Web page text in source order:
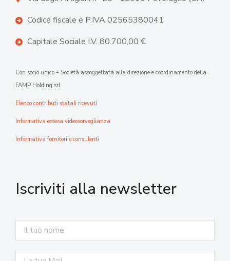
Codice fiscale e P.IVA 02565380041
Capitale Sociale I.V. 80.700,00 €
Con socio unico – Società assoggettata alla direzione e coordinamento della
FAMP Holding srl
Elenco contributi statali ricevuti
Informativa estesa videosorveglianza
Informativa fornitori e consulenti
Iscriviti alla newsletter